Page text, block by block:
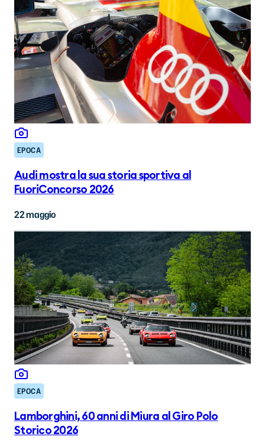
EPOCA
Audi mostra la sua storia sportiva al
FuoriConcorso 2026
22 maggio
EPOCA
Lamborghini, 60 anni di Miura al Giro Polo
Storico 2026